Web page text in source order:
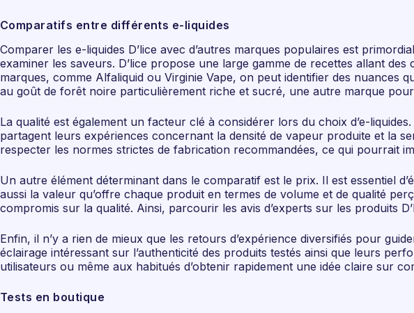
Comparatifs entre différents e-liquides
Comparer les e-liquides D’lice avec d’autres marques populaires est
examiner les saveurs. D’lice propose une large gamme de recettes allant
marques, comme Alfaliquid ou Virginie Vape, on peut identifier des
au goût de forêt noire particulièrement riche et sucré, une autre marque
La qualité est également un facteur clé à considérer lors du choix d’e-
partagent leurs expériences concernant la densité de vapeur produite et la
respecter les normes strictes de fabrication recommandées, ce qui pourrait
Un autre élément déterminant dans le comparatif est le prix. Il est essentiel
aussi la valeur qu’offre chaque produit en termes de volume et de qualité
compromis sur la qualité. Ainsi, parcourir les avis d’experts sur les produits
Enfin, il n’y a rien de mieux que les retours d’expérience diversifiés pour
éclairage intéressant sur l’authenticité des produits testés ainsi que leurs
utilisateurs ou même aux habitués d’obtenir rapidement une idée claire sur
Tests en boutique